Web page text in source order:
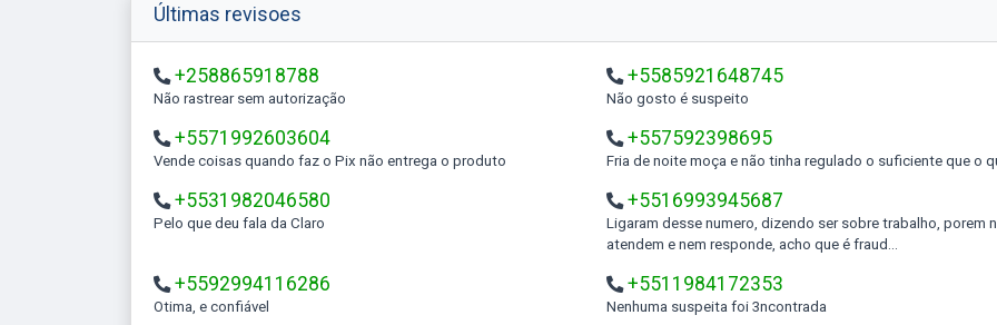
Últimas revisoes
+258865918788
Não rastrear sem autorização
+5585921648745
Não gosto é suspeito
+5571992603604
Vende coisas quando faz o Pix não entrega o produto
+557592398695
Fria de noite moça e não tinha regulado o suficiente que o
+5531982046580
Pelo que deu fala da Claro
+5516993945687
Ligaram desse numero, dizendo ser sobre trabalho, porem não
atendem e nem responde, acho que é fraud...
+5592994116286
Otima, e confiável
+5511984172353
Nenhuma suspeita foi 3ncontrada